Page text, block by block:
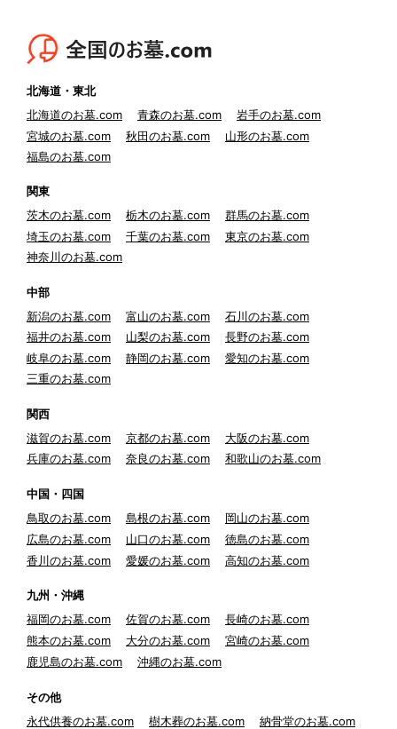
北海道・東北
北海道のお墓.com
青森のお墓.com
岩手のお墓.com
宮城のお墓.com
秋田のお墓.com
山形のお墓.com
福島のお墓.com
関東
茨木のお墓.com
栃木のお墓.com
群馬のお墓.com
埼玉のお墓.com
千葉のお墓.com
東京のお墓.com
神奈川のお墓.com
中部
新潟のお墓.com
富山のお墓.com
石川のお墓.com
福井のお墓.com
山梨のお墓.com
長野のお墓.com
岐阜のお墓.com
静岡のお墓.com
愛知のお墓.com
三重のお墓.com
関西
滋賀のお墓.com
京都のお墓.com
大阪のお墓.com
兵庫のお墓.com
奈良のお墓.com 和歌山のお墓.com
中国・四国
鳥取のお墓.com
島根のお墓.com
岡山のお墓.com
広島のお墓.com
山口のお墓.com
徳島のお墓.com
香川のお墓.com
愛媛のお墓.com 高知のお墓.com
九州・沖縄
福岡のお墓.com
佐賀のお墓.com
長崎のお墓.com
熊本のお墓.com
大分のお墓.com
宮崎のお墓.com
鹿児島のお墓.com
沖縄のお墓.com
その他
永代供養のお墓.com
樹木葬のお墓.com 納骨堂のお墓.com